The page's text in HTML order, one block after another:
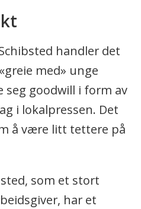
handler det
med» unge
seg goodwill i form av
i lokalpressen. Det
å være litt tettere på
som et stort
har et